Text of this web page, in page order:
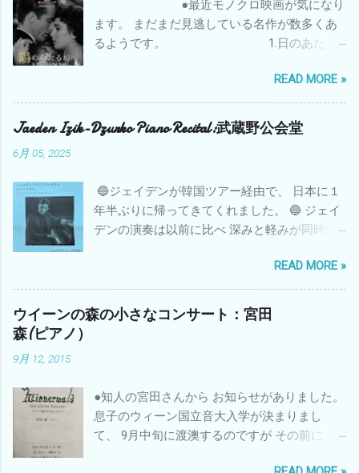
●最近モノクロ映画が気になり
ます。 まだまだ見逃している名作が数多くあ
るようです。 1.日のあたる
ょ、 A Place in the Sun ）は、 1949年 に製作
が開始され、 1951年 に公開された アメリカ合
衆国の映画 である。 ２.サンセット大通り 『
サンセット大通り 』（サンセットおおどお
映画。 ビリー・ワイルダー 監督作品。 ロサン
ゼルス 郊外の豪邸を舞台に、 ハリウッド の光
と影、 サイレント映画 時代の栄光を忘れられ
た悲劇を描いた フィルム・ノワール である。
3.市民ケーン 『 市民ケーン 』（しみんケー
ン、原題: Citizen Kane ）は、 1941年 公開の
の総て 』（イヴのすべて、原題： All About
Eve ）は、 1950年 公開の アメリカ映画 。監
督は ジョセフ・L・マンキーウィッツ 。 5.何
がジェーンに起こったか？ 『 何がジェーンに
起ったか? 』（なにがジェーンにおこったか、
READ MORE »
Jaeden Izik-Dzurko Piano Recital:武蔵野公会堂
6月 05, 2025
🔵ジェイデンが韓国ツアー経由で、 日本に１
年半ぶりに帰ってきてくれました。 🔵 ジェイ
デンの演奏は以前に比べ 深みと軽みが同時に
最後の一音まで、 繊細に表現されていまし
た。 ※ピアノは掌中にあり 目を閉じて演奏を
聞いている間に、 あの時と同じインパクトを
感じました！ それは私が2013に出会った
オベイション とともに５回！ とくに３曲目は
私が１年半前に希望した CANADIANA SUITE か
ら Place St. Henri でした。 アンコール曲の中
READ MORE »
ウイーンの森の小さなコンサート：宮田
森(ピアノ）
9月 12, 2015
●知人の宮田さんから お知らせがありました。
息子のウィーン国立音大入学が決まりまし
て、 9月中旬に渡澳するのですが その前に、